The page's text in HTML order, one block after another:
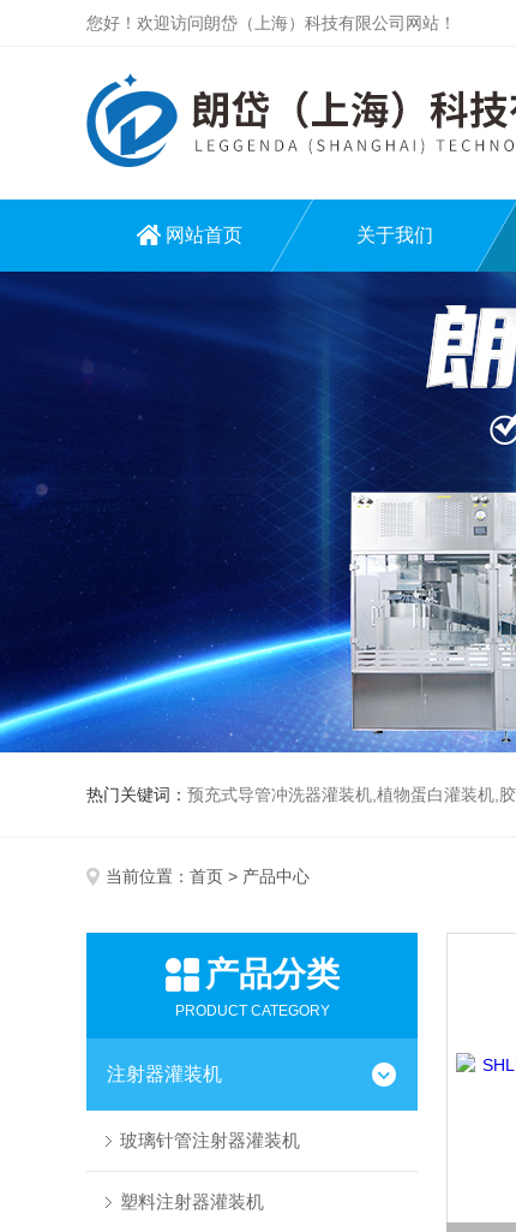
您好！欢迎访问朗岱（上海）科技有限公司网站！
网站首页 关于我们
热门关键词： 预充式导管冲洗器灌装机,植物蛋白灌装机,
当前位置： 首页 > 产品中心
产品分类
PRODUCT CATEGORY
注射器灌装机
玻璃针管注射器灌装机
塑料注射器灌装机